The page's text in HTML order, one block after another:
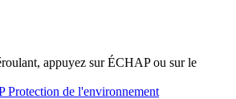
appuyez sur ÉCHAP ou sur le
Protection de l'environnement